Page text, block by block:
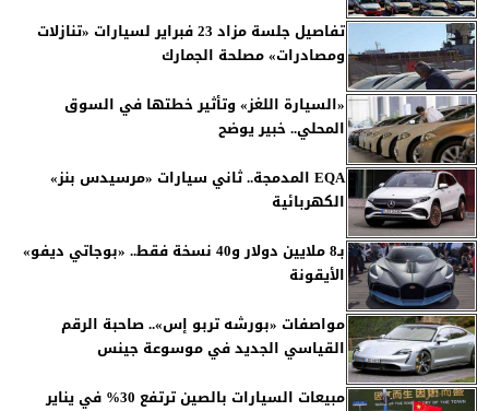
تفاصيل جلسة مزاد 23 فبراير لسيارات «تنازلات
ومصادرات» مصلحة الجمارك
«السيارة اللغز» وتأثير خطتها في السوق
المحلي.. خبير يوضح
EQA المدمجة.. ثاني سيارات «مرسيدس بنز»
الكهربائية
بـ8 ملايين دولار و40 نسخة فقط.. «بوجاتي ديفو»
الأيقونة
مواصفات «بورشه تربو إس».. صاحبة الرقم
القياسي الجديد في موسوعة جينس
مبيعات السيارات بالصين ترتفع 30% في يناير